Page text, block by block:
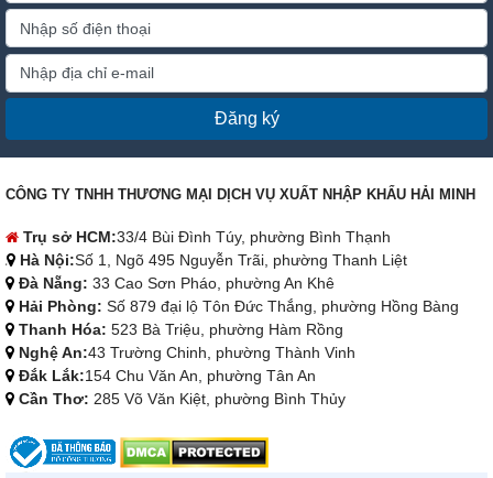
Đăng ký
CÔNG TY TNHH THƯƠNG MẠI DỊCH VỤ XUẤT NHẬP KHẨU HẢI MINH
Trụ sở HCM:33/4 Bùi Đình Túy, phường Bình Thạnh
Hà Nội:Số 1, Ngõ 495 Nguyễn Trãi, phường Thanh Liệt
Đà Nẵng: 33 Cao Sơn Pháo, phường An Khê
Hải Phòng: Số 879 đại lộ Tôn Đức Thắng, phường Hồng Bàng
Thanh Hóa: 523 Bà Triệu, phường Hàm Rồng
Nghệ An:43 Trường Chinh, phường Thành Vinh
Đắk Lắk:154 Chu Văn An, phường Tân An
Cần Thơ: 285 Võ Văn Kiệt, phường Bình Thủy